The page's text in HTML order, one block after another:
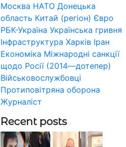
Москва НАТО Донецька
область Китай (регіон) Євро
РБК-Україна Українська гривня
Інфраструктура Харків Іран
Економіка Міжнародні санкції
щодо Росії (2014—дотепер)
Військовослужбовці
Протиповітряна оборона
Журналіст
Recent posts